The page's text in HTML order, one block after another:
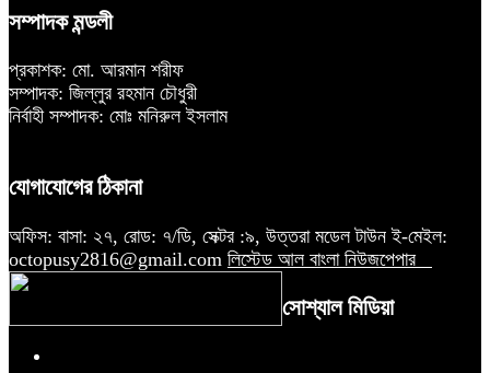
সম্পাদক মন্ডলী
প্রকাশক: মো. আরমান শরীফ
সম্পাদক: জিল্লুর রহমান চৌধুরী
নির্বাহী সম্পাদক: মোঃ মনিরুল ইসলাম
যোগাযোগের ঠিকানা
অফিস: বাসা: ২৭, রোড: ৭/ডি, সেক্টর :৯, উত্তরা মডেল টাউন ই-মেইল:
octopusy2816@gmail.com লিস্টেড আল বাংলা নিউজপেপার
সোশ্যাল মিডিয়া